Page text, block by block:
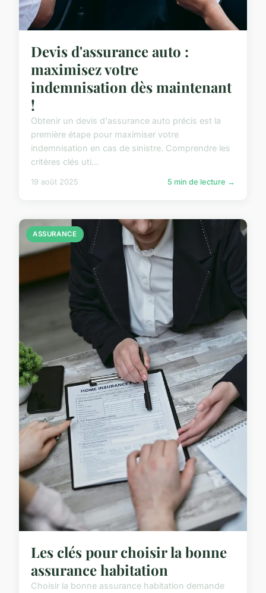
Devis d'assurance auto :
maximisez votre
indemnisation dès maintenant
!
Obtenir un devis d'assurance auto précis est la
première étape pour maximiser votre
indemnisation en cas de sinistre. Comprendre les
critères clés uti...
19 août 2025 5 min de lecture →
ASSURANCE
Les clés pour choisir la bonne
assurance habitation
Choisir la bonne assurance habitation demande